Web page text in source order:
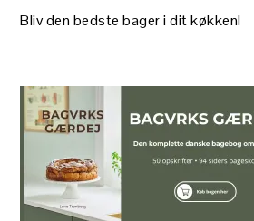
Bliv den bedste bager i dit køkken!